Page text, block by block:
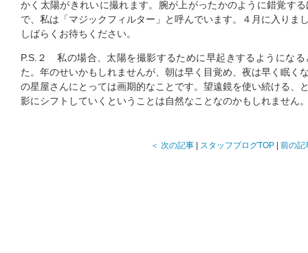
かく太陽がきれいに撮れます。腕が上がったかのように錯覚す
で、私は「マジックフィルター」と呼んでいます。４月に入りま
しばらくお待ちください。
P.S.２ 私の場合、太陽を撮影するために早起きするようにな
た。年のせいかもしれませんが、朝は早く目覚め、夜は早く眠く
の星屋さんにとっては画期的なことです。望遠鏡を使い続ける、
影にシフトしていくということは自然なことなのかもしれません
＜ 次の記事 スタッフブログTOP 前の記